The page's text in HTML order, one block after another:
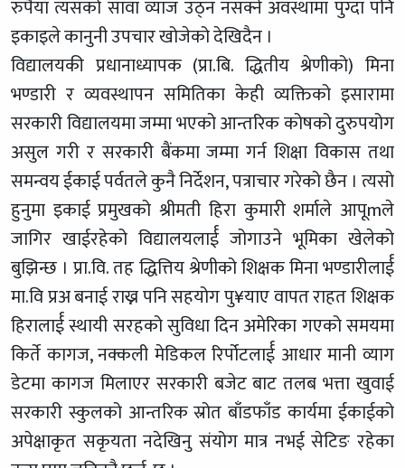
रुपैयाँ त्यसको सावा व्याज उठ्न नसक्ने अवस्थामा पुग्दा पनि
इकाइले कानुनी उपचार खोजेको देखिदैन ।
विद्यालयकी प्रधानाध्यापक (प्रा.बि. द्धितीय श्रेणीको) मिना
भण्डारी र व्यवस्थापन समितिका केही व्यक्तिको इसारामा
सरकारी विद्यालयमा जम्मा भएको आन्तरिक कोषको दुरुपयोग
असुल गरी र सरकारी बैंकमा जम्मा गर्न शिक्षा विकास तथा
समन्वय ईकाई पर्वतले कुनै निर्देशन, पत्राचार गरेको छैन । त्यसो
हुनुमा इकाई प्रमुखको श्रीमती हिरा कुमारी शर्माले आपूmले
जागिर खाईरहेको विद्यालयलार्ई जोगाउने भूमिका खेलेको
बुझिन्छ । प्रा.वि. तह द्धित्तिय श्रेणीको शिक्षक मिना भण्डारीलार्ई
मा.वि प्रअ बनाई राख्न पनि सहयोग पु¥याए वापत राहत शिक्षक
हिरालार्ई स्थायी सरहको सुविधा दिन अमेरिका गएको समयमा
किर्ते कागज, नक्कली मेडिकल रिर्पोटलार्ई आधार मानी व्याग
डेटमा कागज मिलाएर सरकारी बजेट बाट तलब भत्ता खुवाई
सरकारी स्कुलको आन्तरिक स्रोत बाँडफाँड कार्यमा ईकाईको
अपेक्षाकृत सकृयता नदेखिनु संयोग मात्र नभई सेटिङ रहेका